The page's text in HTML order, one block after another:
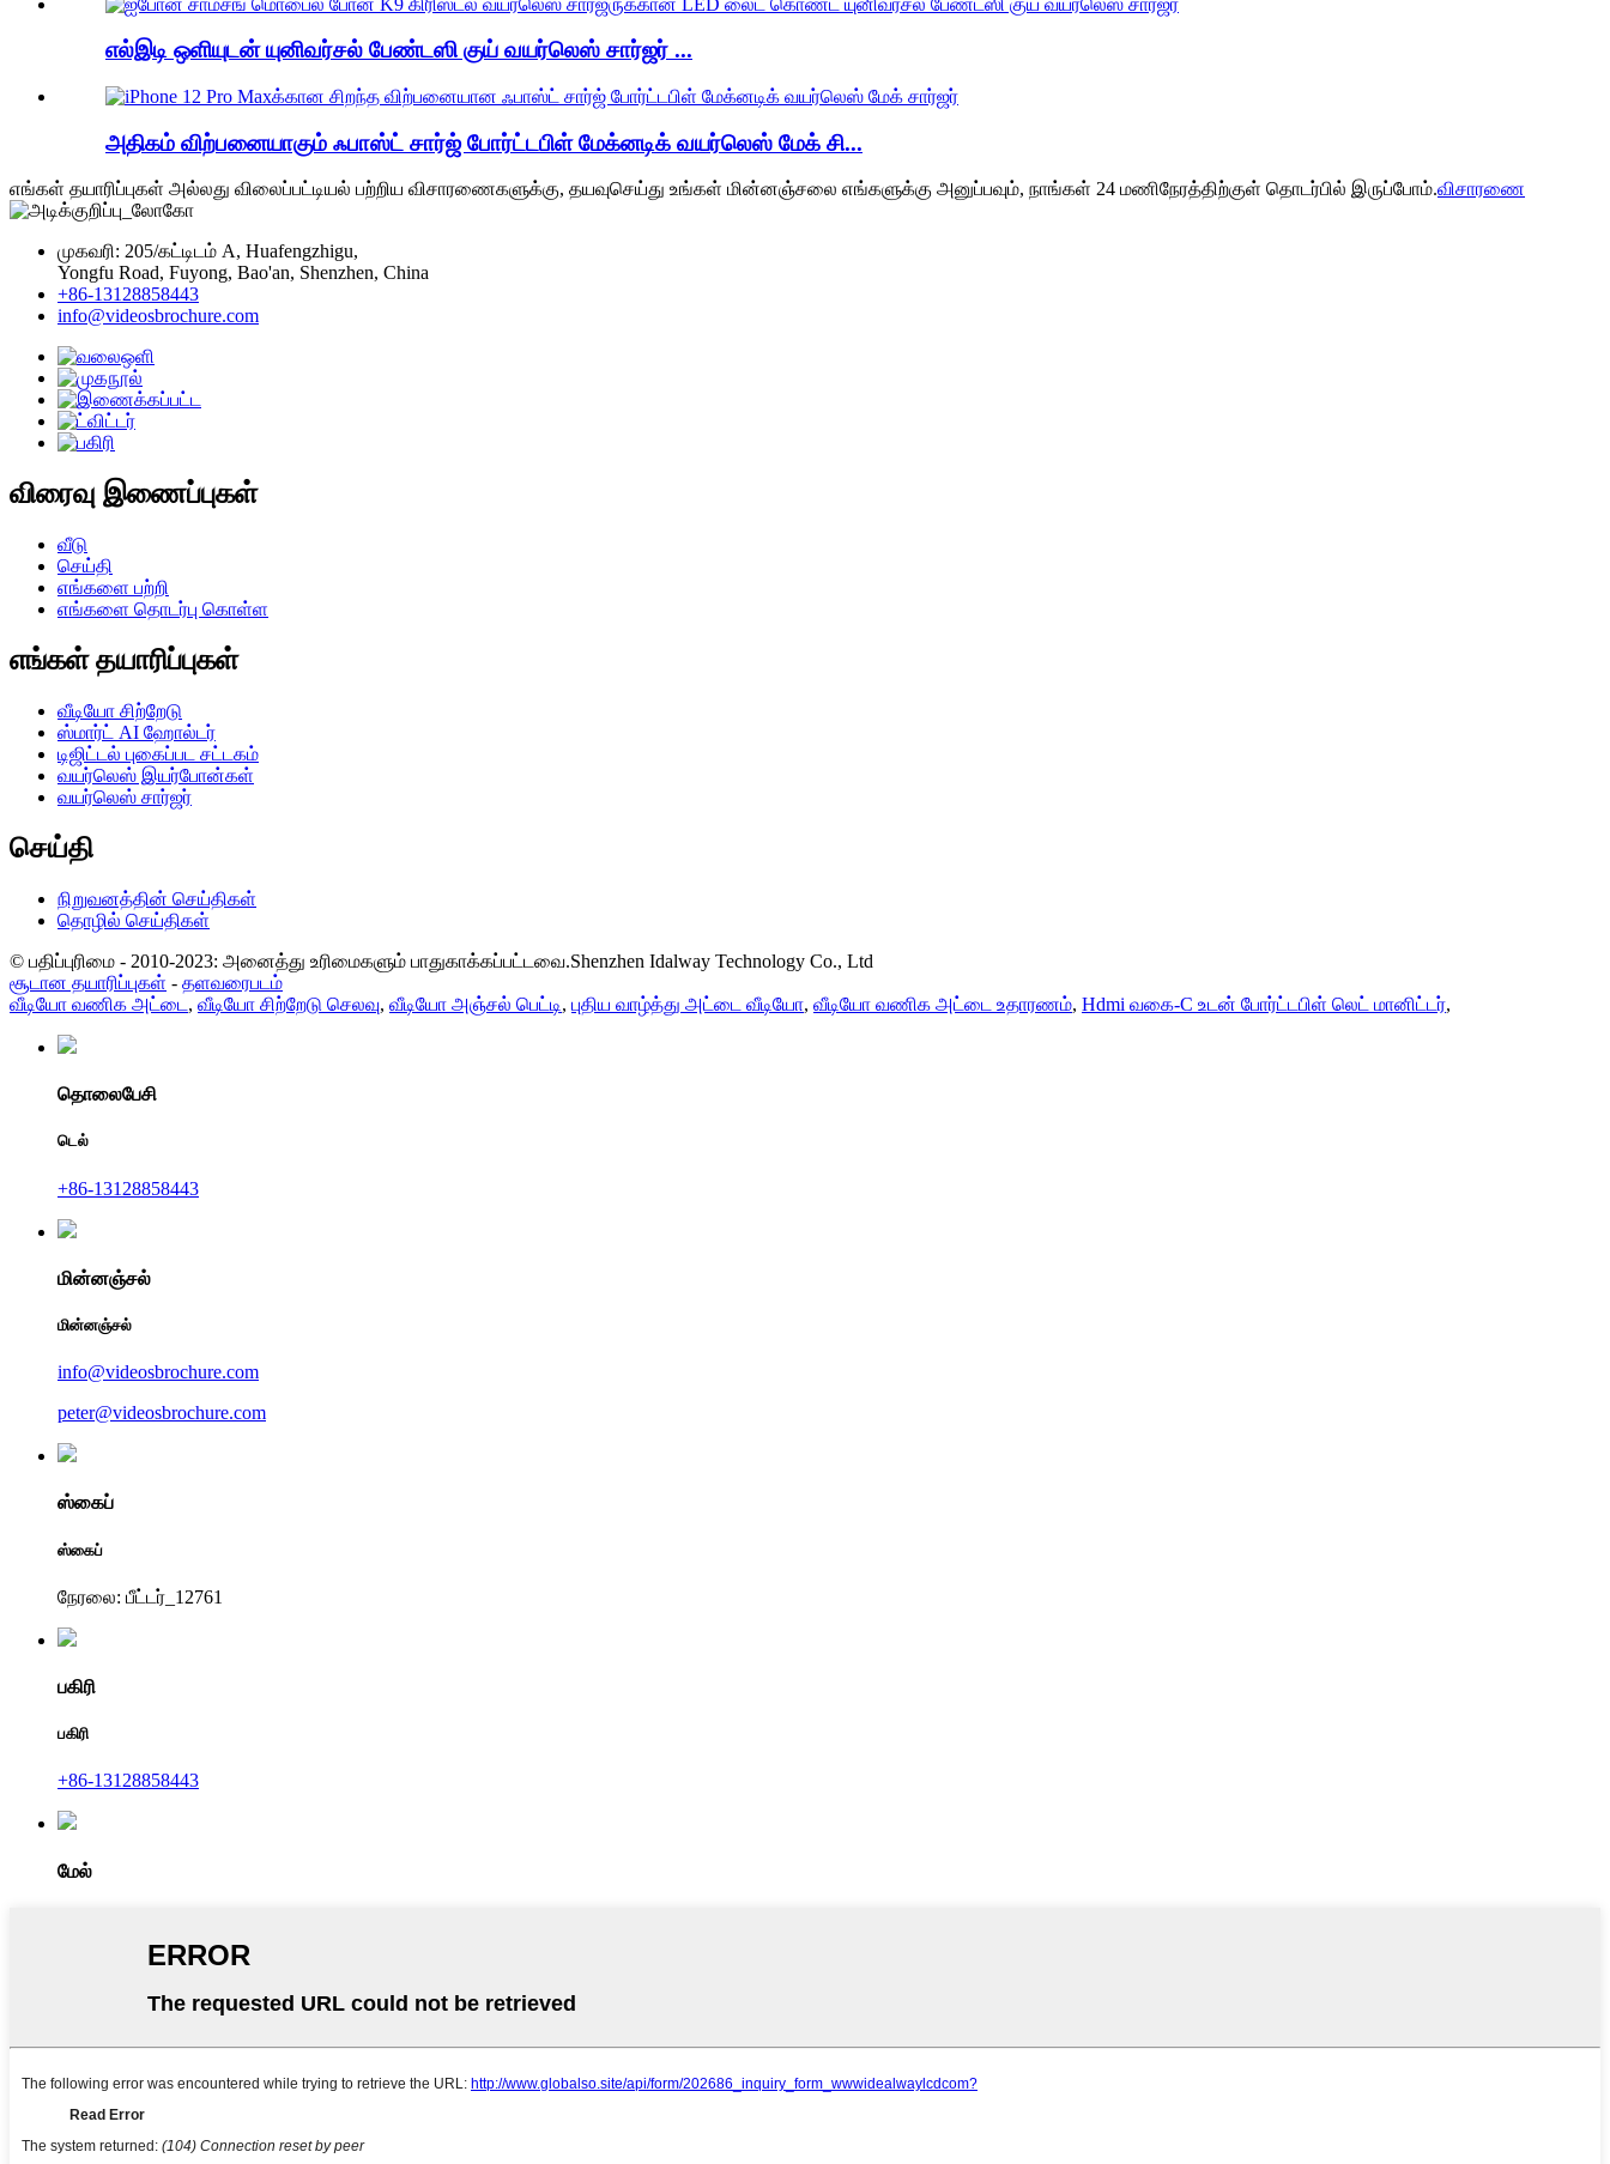
எல்இடி ஒளியுடன் யுனிவர்சல் பேண்டஸி குய் வயர்லெஸ் சார்ஜர் ...
அதிகம் விற்பனையாகும் ஃபாஸ்ட் சார்ஜ் போர்ட்டபிள் மேக்னடிக் வயர்லெஸ் மேக் சி...
எங்கள் தயாரிப்புகள் அல்லது விலைப்பட்டியல் பற்றிய விசாரணைகளுக்கு, தயவுசெய்து உங்கள் மின்னஞ்சலை எங்களுக்கு அனுப்பவும், நாங்கள் 24 மணிநேரத்திற்குள் தொடர்பில் இருப்போம்.விசாரணை
முகவரி: 205/கட்டிடம் A, Huafengzhigu,
Yongfu Road, Fuyong, Bao'an, Shenzhen, China
+86-13128858443
info@videosbrochure.com
விரைவு இணைப்புகள்
வீடு
செய்தி
எங்களை பற்றி
எங்களை தொடர்பு கொள்ள
எங்கள் தயாரிப்புகள்
வீடியோ சிற்றேடு
ஸ்மார்ட் AI ஹோல்டர்
டிஜிட்டல் புகைப்பட சட்டகம்
வயர்லெஸ் இயர்போன்கள்
வயர்லெஸ் சார்ஜர்
செய்தி
நிறுவனத்தின் செய்திகள்
தொழில் செய்திகள்
© பதிப்புரிமை - 2010-2023: அனைத்து உரிமைகளும் பாதுகாக்கப்பட்டவை.Shenzhen Idalway Technology Co., Ltd
சூடான தயாரிப்புகள் - தளவரைபடம்
வீடியோ வணிக அட்டை , வீடியோ சிற்றேடு செலவு, வீடியோ அஞ்சல் பெட்டி, புதிய வாழ்த்து அட்டை வீடியோ, வீடியோ வணிக அட்டை உதாரணம், Hdmi வகை-C உடன் போர்ட்டபிள் லெட் மானிட்டர்,
தொலைபேசி
டெல்
+86-13128858443
மின்னஞ்சல்
மின்னஞ்சல்
info@videosbrochure.com
peter@videosbrochure.com
ஸ்கைப்
ஸ்கைப்
நேரலை: பீட்டர்_12761
பகிரி
பகிரி
+86-13128858443
மேல்